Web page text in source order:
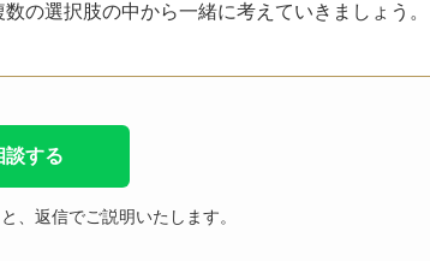
の選択肢の中から一緒に考えていきましょう。
談する
、返信でご説明いたします。